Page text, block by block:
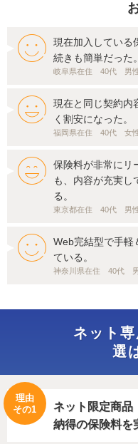
現在加入している
続きも簡単だった。
岐阜県在住 40代 男
現在と同じ契約内
く割安になった。
福岡県在住 40代 女
保険料が非常にリ
も、内容が充実し
る。
東京都在住 40代 男
Web完結型で手軽
ている。
神奈川県在住 40代
ネット
選
理由
その1
ネット限定商品
納得の保険料を